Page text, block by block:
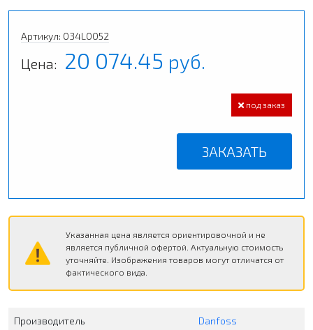
Артикул: 034L0052
Цена: 20 074.45 руб.
под заказ
ЗАКАЗАТЬ
Указанная цена является ориентировочной и не
является публичной офертой. Актуальную стоимость
уточняйте. Изображения товаров могут отличатся от
фактического вида.
Производитель Danfoss